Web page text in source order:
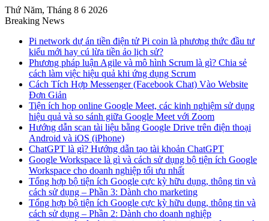
Thứ Năm, Tháng 8 6 2026
Breaking News
Pi network dự án tiền điện tử Pi coin là phương thức đầu tư
kiểu mới hay cú lừa tiền ảo lịch sử?
Phương pháp luận Agile và mô hình Scrum là gì? Chia sẻ
cách làm việc hiệu quả khi ứng dụng Scrum
Cách Tích Hợp Messenger (Facebook Chat) Vào Website
Đơn Giản
Tiện ích họp online Google Meet, các kinh nghiệm sử dụng
hiệu quả và so sánh giữa Google Meet với Zoom
Hướng dẫn scan tài liệu bằng Google Drive trên điện thoại
Android và iOS (iPhone)
ChatGPT là gì? Hướng dẫn tạo tài khoản ChatGPT
Google Workspace là gì và cách sử dụng bộ tiện ích Google
Workspace cho doanh nghiệp tối ưu nhất
Tổng hợp bộ tiện ích Google cực kỳ hữu dụng, thông tin và
cách sử dụng – Phần 3: Dành cho marketing
Tổng hợp bộ tiện ích Google cực kỳ hữu dụng, thông tin và
cách sử dụng – Phần 2: Dành cho doanh nghiệp